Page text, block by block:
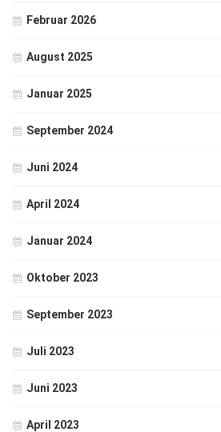
Februar 2026
August 2025
Januar 2025
September 2024
Juni 2024
April 2024
Januar 2024
Oktober 2023
September 2023
Juli 2023
Juni 2023
April 2023